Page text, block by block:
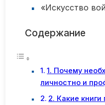
«Искусство
Содержание
1. Почему
личностно и
2. Какие книги